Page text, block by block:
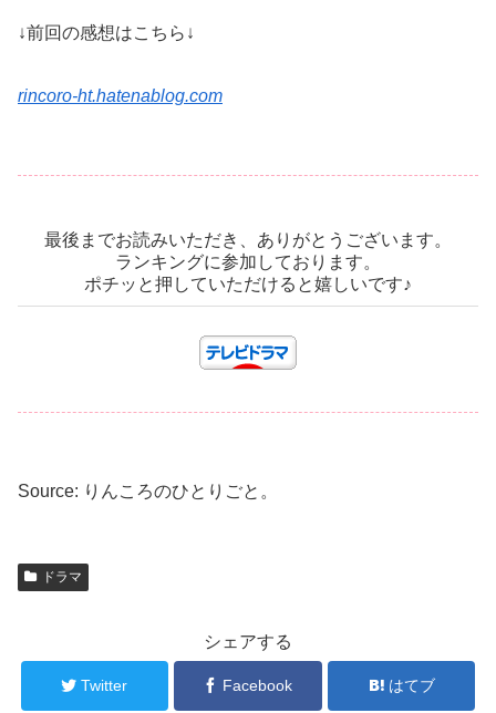
↓前回の感想はこちら↓
rincoro-ht.hatenablog.com
最後までお読みいただき、ありがとうございます。
ランキングに参加しております。
ポチッと押していただけると嬉しいです♪
Source: りんころのひとりごと。
ドラマ
シェアする
Twitter Facebook はてブ